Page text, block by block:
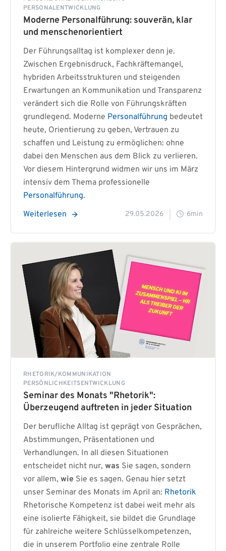
PERSONALENTWICKLUNG
Moderne Personalführung: souverän, klar
und menschenorientiert
Der Führungsalltag ist komplexer denn je.
Zwischen Ergebnisdruck, Fachkräftemangel,
hybriden Arbeitsstrukturen und steigenden
Erwartungen an Kommunikation und Transparenz
verändert sich die Rolle von Führungskräften
grundlegend. Moderne Personalführung bedeutet
heute, Orientierung zu geben, Vertrauen zu
schaffen und Leistung zu ermöglichen: ohne
dabei den Menschen aus dem Blick zu verlieren.
Vor diesem Hintergrund widmen wir uns im März
intensiv dem Thema professionelle
Personalführung.
Weiterlesen
29.05.2026 6min
RHETORIK/KOMMUNIKATION
PERSÖNLICHKEITSENTWICKLUNG
Seminar des Monats "Rhetorik":
Überzeugend auftreten in jeder Situation
Der berufliche Alltag ist geprägt von Gesprächen,
Abstimmungen, Präsentationen und
Verhandlungen. In all diesen Situationen
entscheidet nicht nur, was Sie sagen, sondern
vor allem, wie Sie es sagen. Genau hier setzt
unser Seminar des Monats im April an: Rhetorik
Rhetorische Kompetenz ist dabei weit mehr als
eine isolierte Fähigkeit, sie bildet die Grundlage
für zahlreiche weitere Schlüsselkompetenzen,
die in unserem Portfolio eine zentrale Rolle